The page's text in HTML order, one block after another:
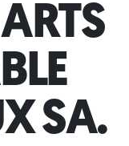
SA.